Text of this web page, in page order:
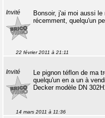
Invité
Bonsoir, j'ai moi aussi
récemment, quelqu'un
22 février 2011 à 21:11
Invité
Le pignon téflon de ma
quelqu'un en a un à
Decker modèle DN
14 mars 2011 à 11:36